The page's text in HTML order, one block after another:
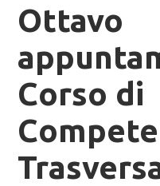
Ottavo
Corso di